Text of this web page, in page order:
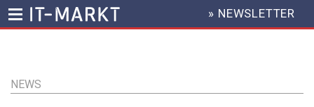
Inhalt
HEADER
MENU
» NEWSLETTER
NEWS